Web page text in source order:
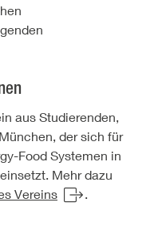
aus Studierenden,
der sich für
Food Systemen in
Mehr dazu
Vereins .